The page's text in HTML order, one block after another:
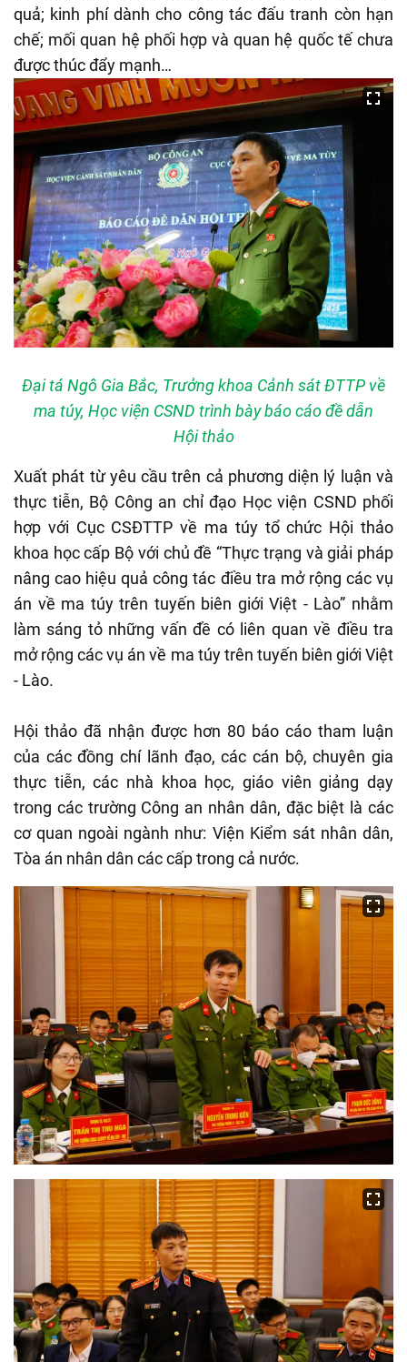
quả; kinh phí dành cho công tác đấu tranh còn hạn
chế; mối quan hệ phối hợp và quan hệ quốc tế chưa
được thúc đẩy mạnh…
Đại tá Ngô Gia Bắc, Trưởng khoa Cảnh sát ĐTTP về
ma túy, Học viện CSND trình bày báo cáo đề dẫn
Hội thảo
Xuất phát từ yêu cầu trên cả phương diện lý luận và
thực tiễn, Bộ Công an chỉ đạo Học viện CSND phối
hợp với Cục CSĐTTP về ma túy tổ chức Hội thảo
khoa học cấp Bộ với chủ đề “Thực trạng và giải pháp
nâng cao hiệu quả công tác điều tra mở rộng các vụ
án về ma túy trên tuyến biên giới Việt - Lào” nhằm
làm sáng tỏ những vấn đề có liên quan về điều tra
mở rộng các vụ án về ma túy trên tuyến biên giới Việt
- Lào.
Hội thảo đã nhận được hơn 80 báo cáo tham luận
của các đồng chí lãnh đạo, các cán bộ, chuyên gia
thực tiễn, các nhà khoa học, giáo viên giảng dạy
trong các trường Công an nhân dân, đặc biệt là các
cơ quan ngoài ngành như: Viện Kiểm sát nhân dân,
Tòa án nhân dân các cấp trong cả nước.